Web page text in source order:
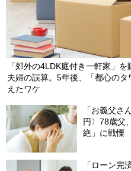
「郊外の4LDK庭付き一軒家」
夫婦の誤算。5年後、「都心の
えたワケ
「お義父さ
円〉78歳父
絶」に戦慄
「ローン完